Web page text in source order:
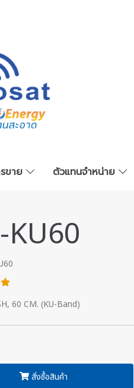
รขาย ตัวแทนจำหน่าย
60 CM. (KU-Band)
สั่งซื้อสินค้า